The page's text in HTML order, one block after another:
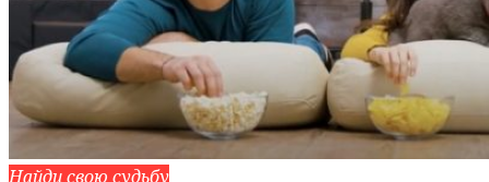
Найди свою судьбу